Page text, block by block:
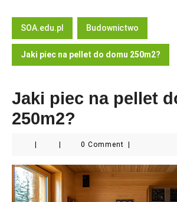
Button
SOA.edu.pl Budownictwo
Jaki piec na pellet do domu 250m2?
Jaki piec na pellet
250m2?
0 Comment